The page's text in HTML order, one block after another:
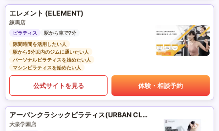
エレメント (ELEMENT)
練馬店
ピラティス
駅から車で7分
隙間時間を活用したい人
駅から5分以内のジムに通いたい人
パーソナルピラティスを始めたい人
マシンピラティスを始めたい人
公式サイトを見る 体験・相談予約
アーバンクラシックピラティス(URBAN CLASSIC PILATES)
大泉学園店